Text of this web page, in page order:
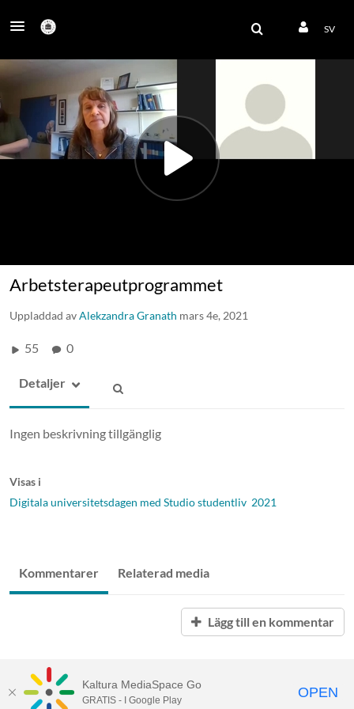
SV
Arbetsterapeutprogrammet
Uppladdad avAlekzandra Granath mars 4e, 2021
55 0
Detaljer
Ingen beskrivning tillgänglig
Visas i
Digitala universitetsdagen med Studio studentliv 2021
Kommentarer Relaterad media
Lägg till en kommentar
Kaltura MediaSpace Go
GRATIS - I Google Play OPEN